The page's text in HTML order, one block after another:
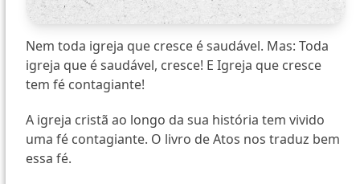
Nem toda igreja que cresce é saudável. Mas: Toda
igreja que é saudável, cresce! E Igreja que cresce
tem fé contagiante!
A igreja cristã ao longo da sua história tem vivido
uma fé contagiante. O livro de Atos nos traduz bem
essa fé.